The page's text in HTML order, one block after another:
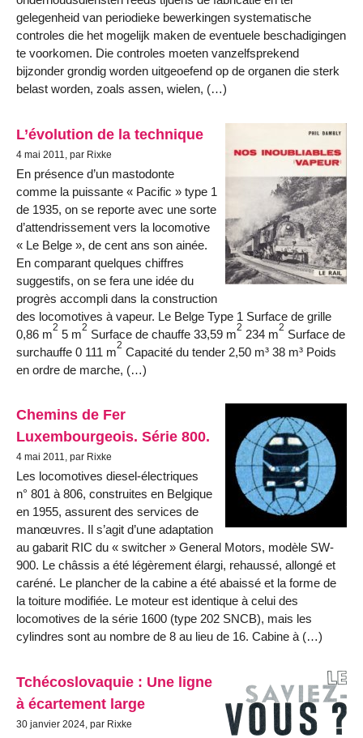
gelegenheid van periodieke bewerkingen systematische
controles die het mogelijk maken de eventuele beschadigingen
te voorkomen. Die controles moeten vanzelfsprekend
bijzonder grondig worden uitgeoefend op de organen die sterk
belast worden, zoals assen, wielen, (…)
L’évolution de la technique
4 mai 2011, par Rixke
En présence d’un mastodonte
comme la puissante « Pacific » type 1
de 1935, on se reporte avec une sorte
d’attendrissement vers la locomotive
« Le Belge », de cent ans son ainée.
En comparant quelques chiffres
suggestifs, on se fera une idée du
progrès accompli dans la construction
des locomotives à vapeur. Le Belge Type 1 Surface de grille
0,86 m2 5 m2 Surface de chauffe 33,59 m2 234 m2 Surface de
surchauffe 0 111 m2 Capacité du tender 2,50 m³ 38 m³ Poids
en ordre de marche, (…)
Chemins de Fer
Luxembourgeois. Série 800.
4 mai 2011, par Rixke
Les locomotives diesel-électriques
n° 801 à 806, construites en Belgique
en 1955, assurent des services de
manœuvres. Il s’agit d’une adaptation
au gabarit RIC du « switcher » General Motors, modèle SW-
900. Le châssis a été légèrement élargi, rehaussé, allongé et
caréné. Le plancher de la cabine a été abaissé et la forme de
la toiture modifiée. Le moteur est identique à celui des
locomotives de la série 1600 (type 202 SNCB), mais les
cylindres sont au nombre de 8 au lieu de 16. Cabine à (…)
Tchécoslovaquie : Une ligne
à écartement large
30 janvier 2024, par Rixke